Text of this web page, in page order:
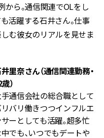
から。通信関連でOLをし
活躍する石井さん。仕事
む彼女のリアルを見せま
里奈さん（通信関連勤務・
）
通信会社の総合職として
バリ働きつつインフルエ
ーとしても活躍。超多忙
でも、いつでもデートや